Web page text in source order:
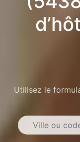
Utilisez le